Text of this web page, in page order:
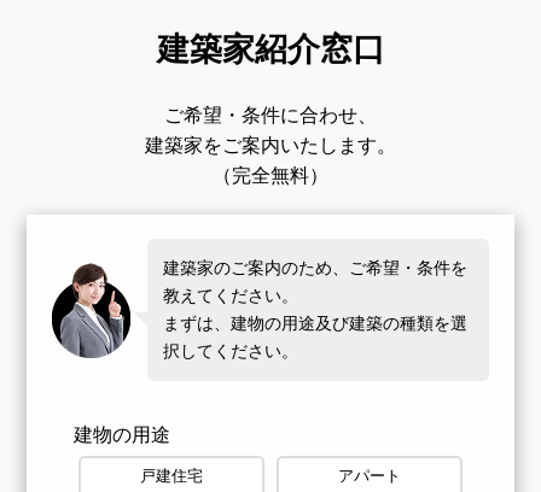
建築家紹介窓口
ご希望・条件に合わせ、
建築家をご案内いたします。
（完全無料）
建築家のご案内のため、ご希望・条件を
教えてください。
まずは、建物の用途及び建築の種類を選
択してください。
建物の用途
戸建住宅
アパート